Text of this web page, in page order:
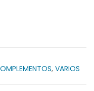
, VARIOS